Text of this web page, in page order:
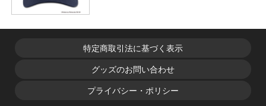
特定商取引法に基づく表示
グッズのお問い合わせ
プライバシー・ポリシー